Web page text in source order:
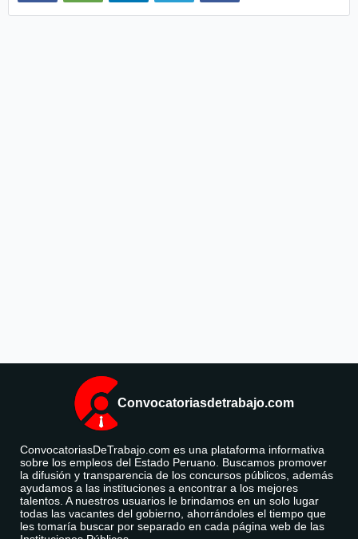
Convocatoriasdetrabajo.com
ConvocatoriasDeTrabajo.com es una plataforma informativa
sobre los empleos del Estado Peruano. Buscamos promover
la difusión y transparencia de los concursos públicos, además
ayudamos a las instituciones a encontrar a los mejores
talentos. A nuestros usuarios le brindamos en un solo lugar
todas las vacantes del gobierno, ahorrándoles el tiempo que
les tomaría buscar por separado en cada página web de las